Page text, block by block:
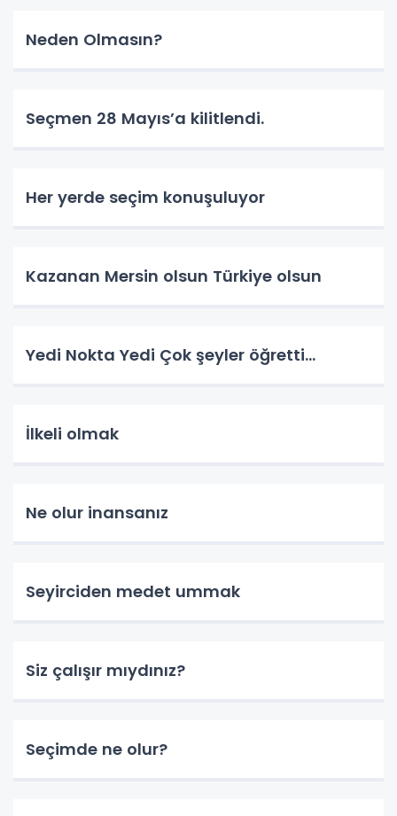
Neden Olmasın?
Seçmen 28 Mayıs’a kilitlendi.
Her yerde seçim konuşuluyor
Kazanan Mersin olsun Türkiye olsun
Yedi Nokta Yedi Çok şeyler öğretti…
İlkeli olmak
Ne olur inansanız
Seyirciden medet ummak
Siz çalışır mıydınız?
Seçimde ne olur?